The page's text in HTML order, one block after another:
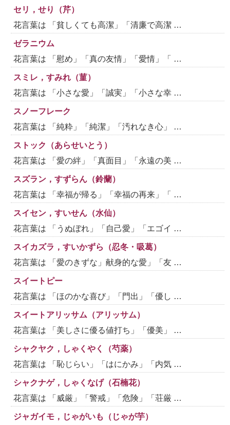
セリ，せり（芹）
花言葉は 「貧しくても高潔」「清廉で高潔 …
ゼラニウム
花言葉は 「慰め」「真の友情」「愛情」「 …
スミレ，すみれ（菫）
花言葉は 「小さな愛」「誠実」「小さな幸 …
スノーフレーク
花言葉は 「純粋」「純潔」「汚れなき心」 …
ストック（あらせいとう）
花言葉は 「愛の絆」「真面目」「永遠の美 …
スズラン，すずらん（鈴蘭）
花言葉は 「幸福が帰る」「幸福の再来」「 …
スイセン，すいせん（水仙）
花言葉は 「うぬぼれ」「自己愛」「エゴイ …
スイカズラ，すいかずら（忍冬・吸葛）
花言葉は 「愛のきずな」献身的な愛」「友 …
スイートピー
花言葉は 「ほのかな喜び」「門出」「優し …
スイートアリッサム（アリッサム）
花言葉は 「美しさに優る値打ち」「優美」 …
シャクヤク，しゃくやく（芍薬）
花言葉は 「恥じらい」「はにかみ」「内気 …
シャクナゲ，しゃくなげ（石楠花）
花言葉は 「威厳」「警戒」「危険」「荘厳 …
ジャガイモ，じゃがいも（じゃが芋）